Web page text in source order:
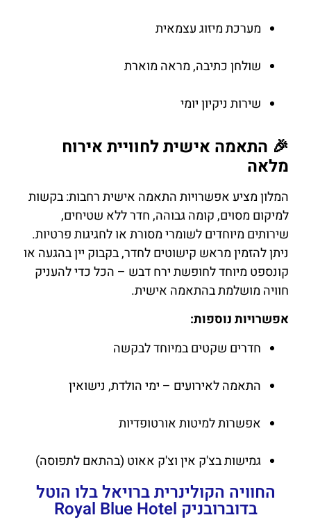
מערכת מיזוג עצמאית
שולחן כתיבה, מראה מוארת
שירות ניקיון יומי
🎉 התאמה אישית לחוויית אירוח
מלאה
המלון מציע אפשרויות התאמה אישית רחבות: בקשות
למיקום מסוים, קומה גבוהה, חדר ללא שטיחים,
שירותים מיוחדים לשומרי מסורת או לחגיגות פרטיות.
ניתן להזמין מראש קישוטים לחדר, בקבוק יין בהגעה או
קונספט מיוחד לחופשת ירח דבש – הכל כדי להעניק
חוויה מושלמת בהתאמה אישית.
אפשרויות נוספות:
חדרים שקטים במיוחד לבקשה
התאמה לאירועים – ימי הולדת, נישואין
אפשרות למיטות אורטופדיות
גמישות בצ'ק אין וצ'ק אאוט (בהתאם לתפוסה)
החוויה הקולינרית ברויאל בלו הוטל
בדוברובניק Royal Blue Hotel